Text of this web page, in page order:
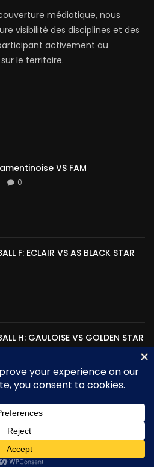
médiatique, nous
visibilité des disciplines et des
activement au
le territoire.
VS FAM
0
F: ECLAIR VS AS BLACK STAR
H: GAULOISE VS GOLDEN STAR
- Tous droits réservés copyright